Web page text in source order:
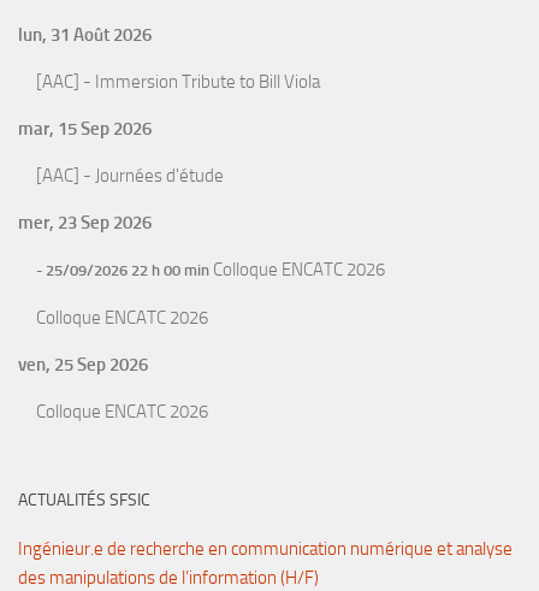
lun, 31 Août 2026
[AAC] - Immersion Tribute to Bill Viola
mar, 15 Sep 2026
[AAC] - Journées d'étude
mer, 23 Sep 2026
- 25/09/2026 22 h 00 min Colloque ENCATC 2026
Colloque ENCATC 2026
ven, 25 Sep 2026
Colloque ENCATC 2026
ACTUALITÉS SFSIC
Ingénieur.e de recherche en communication numérique et analyse
des manipulations de l’information (H/F)